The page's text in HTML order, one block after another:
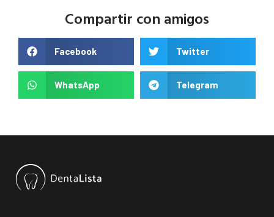
Compartir con amigos
Facebook Twitter
WhatsApp Telegram